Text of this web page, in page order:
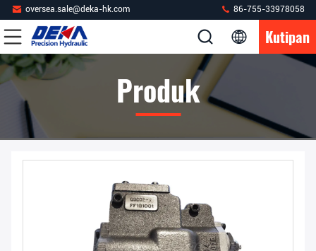
oversea.sale@deka-hk.com 86-755-33978058
Kutipan
Produk